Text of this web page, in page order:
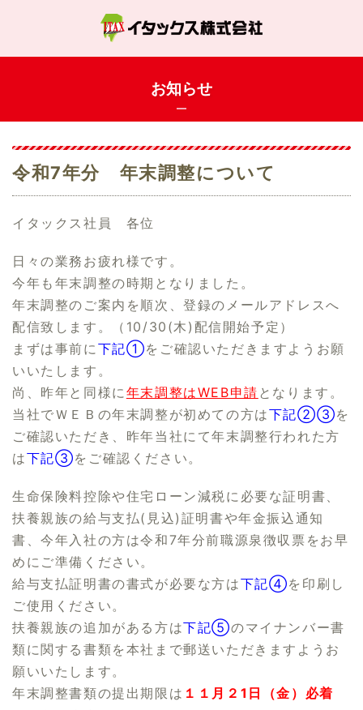
お知らせ
令和7年分 年末調整について
イタックス社員 各位
日々の業務お疲れ様です。
今年も年末調整の時期となりました。
年末調整のご案内を順次、登録のメールアドレスへ
配信致します。（10/30(木)配信開始予定）
まずは事前に下記①をご確認いただきますようお願
いいたします。
尚、昨年と同様に年末調整はWEB申請 となります。
当社でＷＥＢの年末調整が初めての方は下記②③を
ご確認いただき、昨年当社にて年末調整行われた方
は下記③をご確認ください。
生命保険料控除や住宅ローン減税に必要な証明書、
扶養親族の給与支払(見込)証明書や年金振込通知
書、今年入社の方は令和7年分前職源泉徴収票をお早
めにご準備ください。
給与支払証明書の書式が必要な方は下記④を印刷し
ご使用ください。
扶養親族の追加がある方は下記⑤のマイナンバー書
類に関する書類を本社まで郵送いただきますようお
願いいたします。
年末調整書類の提出期限は １１月２1日（金）必着